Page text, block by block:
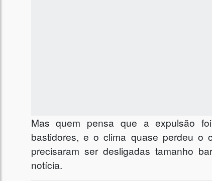
Mas quem pensa que a expulsão
bastidores, e o clima quase perdeu o
precisaram ser desligadas tamanho
notícia.